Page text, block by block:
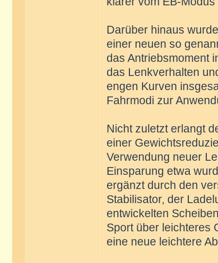
Darüber hinaus
einer neuen so
das Antriebsmoment
das Lenkverhalten
engen Kurven
Fahrmodi zur
Nicht zuletzt erlangt
einer
Verwendung neuer
Einsparung etwa
ergänzt durch den
Stabilisator, der
entwickelten
Sport über leichteres
eine neue leichtere